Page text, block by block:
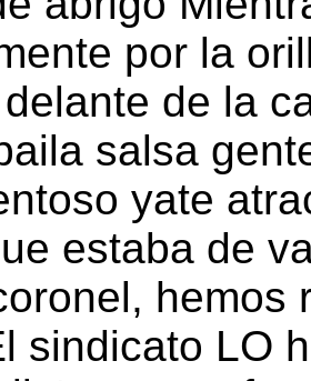
por la
de la
salsa
yate
estaba de
hemos
sindicato LO